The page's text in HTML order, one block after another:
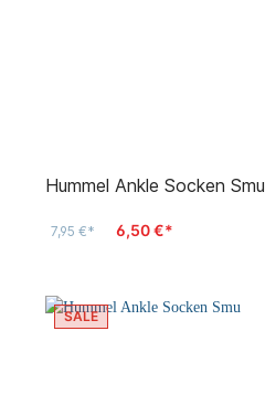
Hummel Ankle Socken Smu
7,95 €* 6,50 €*
SALE